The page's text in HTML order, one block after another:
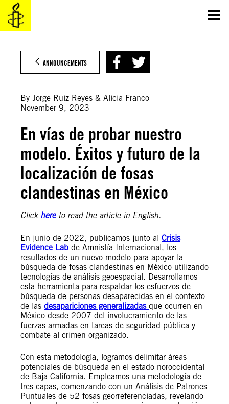
Skip
content
ANNOUNCEMENTS
By Jorge Ruiz Reyes & Alicia Franco
November 9, 2023
En vías de probar nuestro
modelo. Éxitos y futuro de la
localización de fosas
clandestinas en México
Click hereto read the article in English.
En junio de 2022, publicamos junto al Crisis
Evidence Lab de Amnistía Internacional, los
resultados de un nuevo modelo para apoyar la
búsqueda de fosas clandestinas en México utilizando
tecnologías de análisis geoespacial. Desarrollamos
esta herramienta para respaldar los esfuerzos de
búsqueda de personas desaparecidas en el contexto
de las desapariciones generalizadas que ocurren en
México desde 2007 del involucramiento de las
fuerzas armadas en tareas de seguridad pública y
combate al crimen organizado.
Con esta metodología, logramos delimitar áreas
potenciales de búsqueda en el estado noroccidental
de Baja California. Empleamos una metodología de
tres capas, comenzando con un Análisis de Patrones
Puntuales de 52 fosas georreferenciadas, revelando